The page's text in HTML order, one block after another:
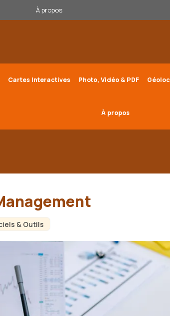
À propos
Cartes Interactives Photo, Vidéo & PDF
À propos
& Outils